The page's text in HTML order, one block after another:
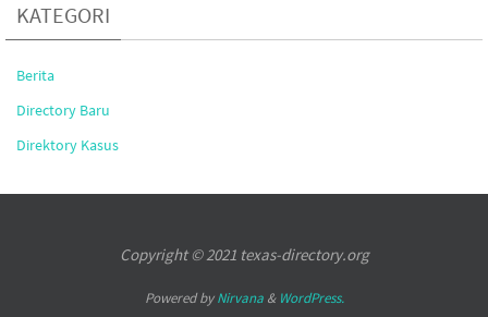
KATEGORI
Berita
Directory Baru
Direktory Kasus
Copyright © 2021 texas-directory.org
Powered byNirvana& WordPress.